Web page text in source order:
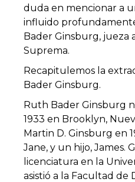
duda en mencionar a
influido
Bader Ginsburg, jueza
Suprema.
Recapitulemos la
Bader Ginsburg.
Ruth Bader Ginsburg
1933 en Brooklyn,
Martin D. Ginsburg en
Jane, y un hijo, James.
licenciatura en la
asistió a la Facultad de